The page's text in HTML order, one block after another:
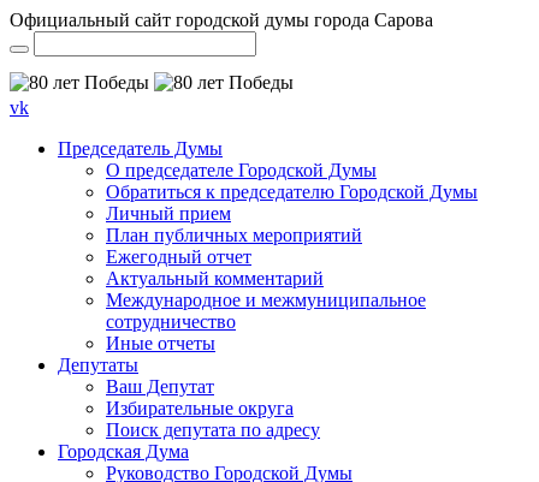
Официальный сайт городской думы города Сарова
vk
Председатель Думы
О председателе Городской Думы
Обратиться к председателю Городской Думы
Личный прием
План публичных мероприятий
Ежегодный отчет
Актуальный комментарий
Международное и межмуниципальное
сотрудничество
Иные отчеты
Депутаты
Ваш Депутат
Избирательные округа
Поиск депутата по адресу
Городская Дума
Руководство Городской Думы